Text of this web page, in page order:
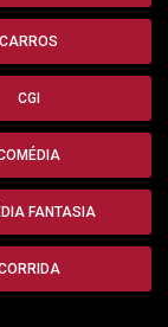
CARROS
CGI
FANTASIA